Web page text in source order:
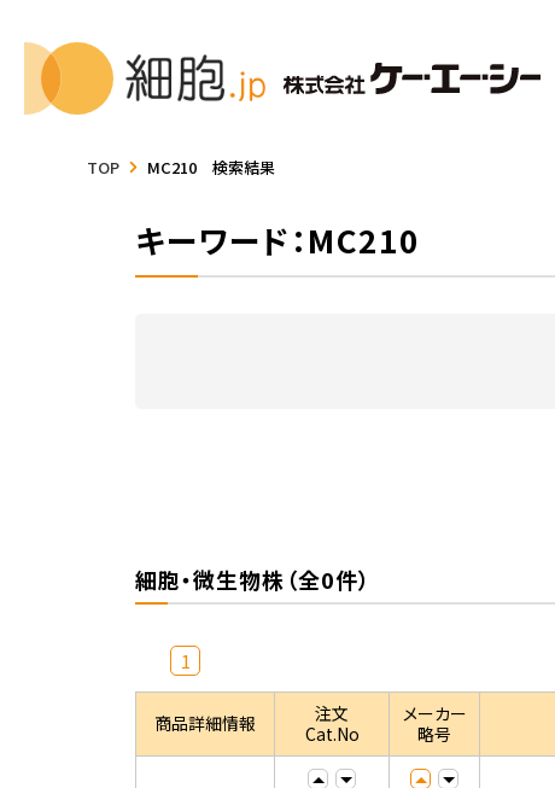
TOP MC210 検索結果
キーワード：MC210
細胞・微生物株（全0件）
1
商品詳細情報
注文
Cat.No
メーカー
略号